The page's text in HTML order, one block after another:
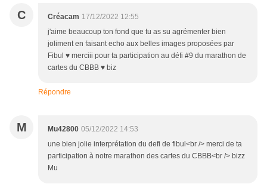
C Créacam 17/12/2022 12:55
j'aime beaucoup ton fond que tu as su agrémenter bien
joliment en faisant echo aux belles images proposées par
Fibul ♥ merciii pour ta participation au défi #9 du marathon de
cartes du CBBB ♥ biz
Répondre
M Mu42800 05/12/2022 14:53
une bien jolie interprétation du defi de fibul<br /> merci de ta
participation à notre marathon des cartes du CBBB<br /> bizz
Mu